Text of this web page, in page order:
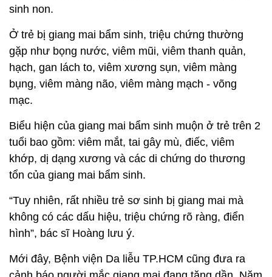
sinh non.
Ở trẻ bị giang mai bẩm sinh, triệu chứng thường
gặp như bọng nước, viêm mũi, viêm thanh quản,
hạch, gan lách to, viêm xương sụn, viêm màng
bụng, viêm màng não, viêm màng mạch - võng
mạc.
Biểu hiện của giang mai bẩm sinh muộn ở trẻ trên 2
tuổi bao gồm: viêm mắt, tai gây mù, điếc, viêm
khớp, dị dạng xương và các di chứng do thương
tổn của giang mai bẩm sinh.
“Tuy nhiên, rất nhiều trẻ sơ sinh bị giang mai mà
không có các dấu hiệu, triệu chứng rõ ràng, điển
hình”, bác sĩ Hoàng lưu ý.
Mới đây, Bệnh viện Da liễu TP.HCM cũng đưa ra